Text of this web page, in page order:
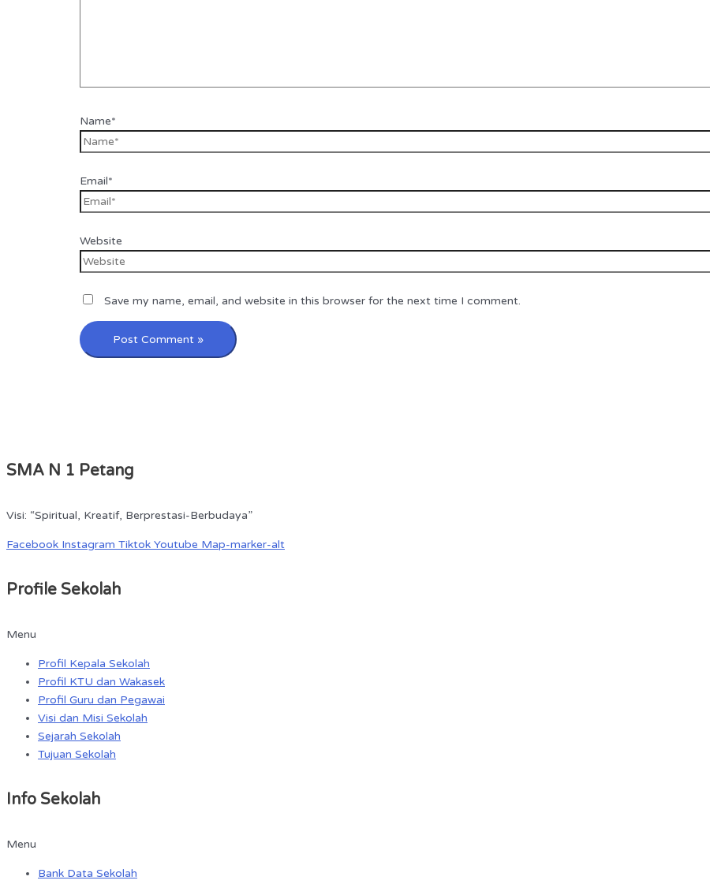
Name*
Email*
Website
Save my name, email, and website in this browser for the next time I comment.
SMA N 1 Petang
Visi: “Spiritual, Kreatif, Berprestasi-Berbudaya”
Facebook Instagram Tiktok Youtube Map-marker-alt
Profile Sekolah
Menu
Profil Kepala Sekolah
Profil KTU dan Wakasek
Profil Guru dan Pegawai
Visi dan Misi Sekolah
Sejarah Sekolah
Tujuan Sekolah
Info Sekolah
Menu
Bank Data Sekolah